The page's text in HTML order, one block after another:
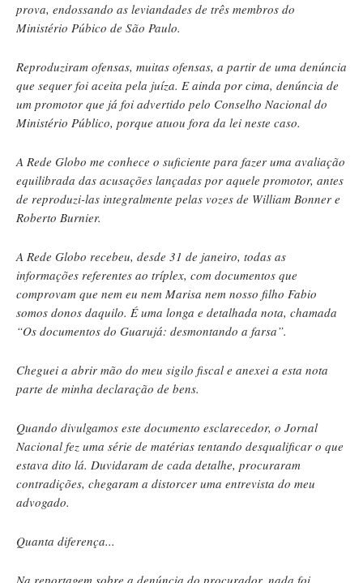
prova, endossando as leviandades de três membros do
Ministério Púbico de São Paulo.
Reproduziram ofensas, muitas ofensas, a partir de uma denúncia
que sequer foi aceita pela juíza. E ainda por cima, denúncia de
um promotor que já foi advertido pelo Conselho Nacional do
Ministério Público, porque atuou fora da lei neste caso.
A Rede Globo me conhece o suficiente para fazer uma avaliação
equilibrada das acusações lançadas por aquele promotor, antes
de reproduzi-las integralmente pelas vozes de William Bonner e
Roberto Burnier.
A Rede Globo recebeu, desde 31 de janeiro, todas as
informações referentes ao tríplex, com documentos que
comprovam que nem eu nem Marisa nem nosso filho Fabio
somos donos daquilo. É uma longa e detalhada nota, chamada
“Os documentos do Guarujá: desmontando a farsa”.
Cheguei a abrir mão do meu sigilo fiscal e anexei a esta nota
parte de minha declaração de bens.
Quando divulgamos este documento esclarecedor, o Jornal
Nacional fez uma série de matérias tentando desqualificar o que
estava dito lá. Duvidaram de cada detalhe, procuraram
contradições, chegaram a distorcer uma entrevista do meu
advogado.
Quanta diferença...